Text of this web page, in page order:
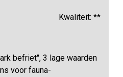
Kwaliteit: **
befriet", 3 lage waarden
voor fauna-